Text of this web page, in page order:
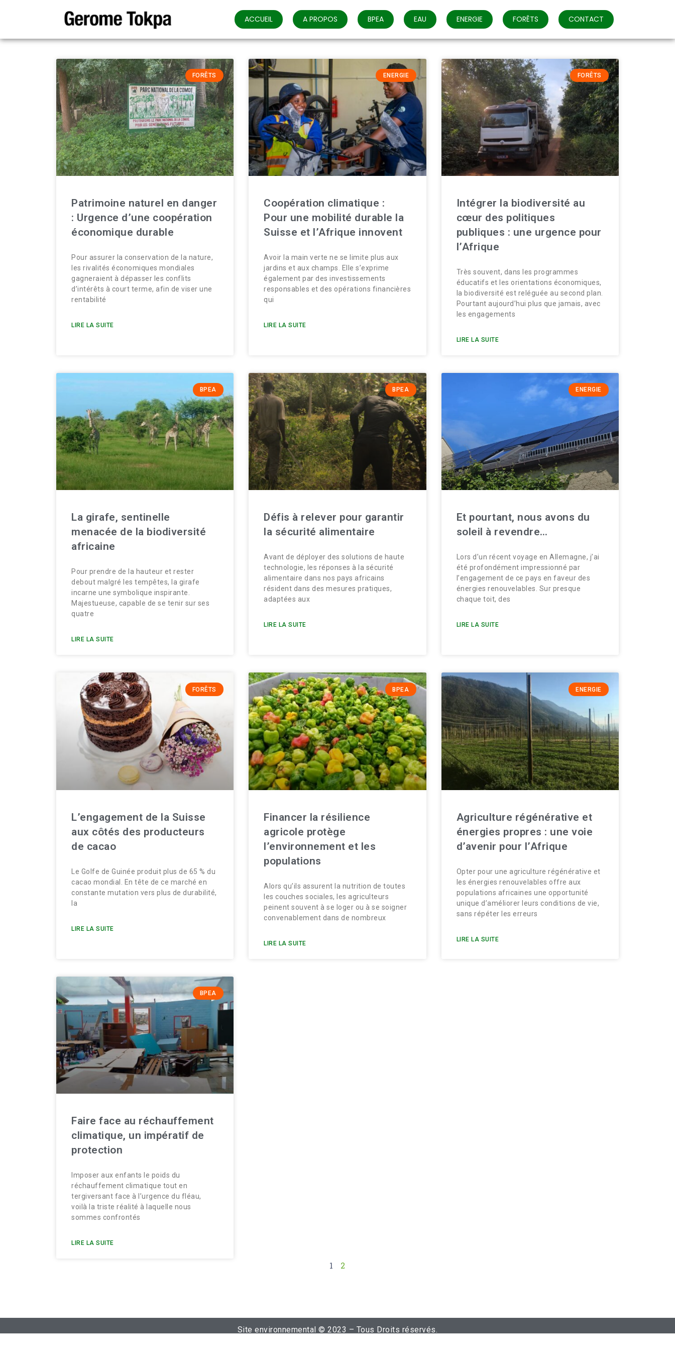
ACCUEIL A PROPOS BPEA EAU ENERGIE FORÊTS CONTACT
FORÊTS
Patrimoine naturel en danger
: Urgence d’une coopération
économique durable
Pour assurer la conservation de la nature,
les rivalités économiques mondiales
gagneraient à dépasser les conflits
d’intérêts à court terme, afin de viser une
rentabilité
LIRE LA SUITE
ENERGIE
Coopération climatique :
Pour une mobilité durable la
Suisse et l’Afrique innovent
Avoir la main verte ne se limite plus aux
jardins et aux champs. Elle s’exprime
également par des investissements
responsables et des opérations financières
qui
LIRE LA SUITE
FORÊTS
Intégrer la biodiversité au
cœur des politiques
publiques : une urgence pour
l’Afrique
Très souvent, dans les programmes
éducatifs et les orientations économiques,
la biodiversité est reléguée au second plan.
Pourtant aujourd’hui plus que jamais, avec
les engagements
LIRE LA SUITE
BPEA
La girafe, sentinelle
menacée de la biodiversité
africaine
Pour prendre de la hauteur et rester
debout malgré les tempêtes, la girafe
incarne une symbolique inspirante.
Majestueuse, capable de se tenir sur ses
quatre
LIRE LA SUITE
BPEA
Défis à relever pour garantir
la sécurité alimentaire
Avant de déployer des solutions de haute
technologie, les réponses à la sécurité
alimentaire dans nos pays africains
résident dans des mesures pratiques,
adaptées aux
LIRE LA SUITE
ENERGIE
Et pourtant, nous avons du
soleil à revendre…
Lors d’un récent voyage en Allemagne, j’ai
été profondément impressionné par
l’engagement de ce pays en faveur des
énergies renouvelables. Sur presque
chaque toit, des
LIRE LA SUITE
FORÊTS
L’engagement de la Suisse
aux côtés des producteurs
de cacao
Le Golfe de Guinée produit plus de 65 % du
cacao mondial. En tête de ce marché en
constante mutation vers plus de durabilité,
la
LIRE LA SUITE
BPEA
Financer la résilience
agricole protège
l’environnement et les
populations
Alors qu’ils assurent la nutrition de toutes
les couches sociales, les agriculteurs
peinent souvent à se loger ou à se soigner
convenablement dans de nombreux
LIRE LA SUITE
ENERGIE
Agriculture régénérative et
énergies propres : une voie
d’avenir pour l’Afrique
Opter pour une agriculture régénérative et
les énergies renouvelables offre aux
populations africaines une opportunité
unique d’améliorer leurs conditions de vie,
sans répéter les erreurs
LIRE LA SUITE
BPEA
Faire face au réchauffement
climatique, un impératif de
protection
Imposer aux enfants le poids du
réchauffement climatique tout en
tergiversant face à l’urgence du fléau,
voilà la triste réalité à laquelle nous
sommes confrontés
LIRE LA SUITE
1 2
Site environnemental © 2023 – Tous Droits réservés.